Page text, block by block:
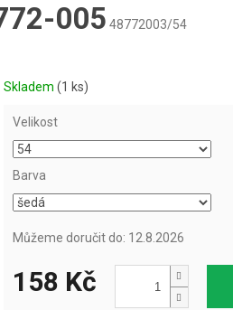
005 48772003/54
Skladem (1 ks)
Velikost
Barva
Můžeme doručit do: 12.8.2026
158 Kč